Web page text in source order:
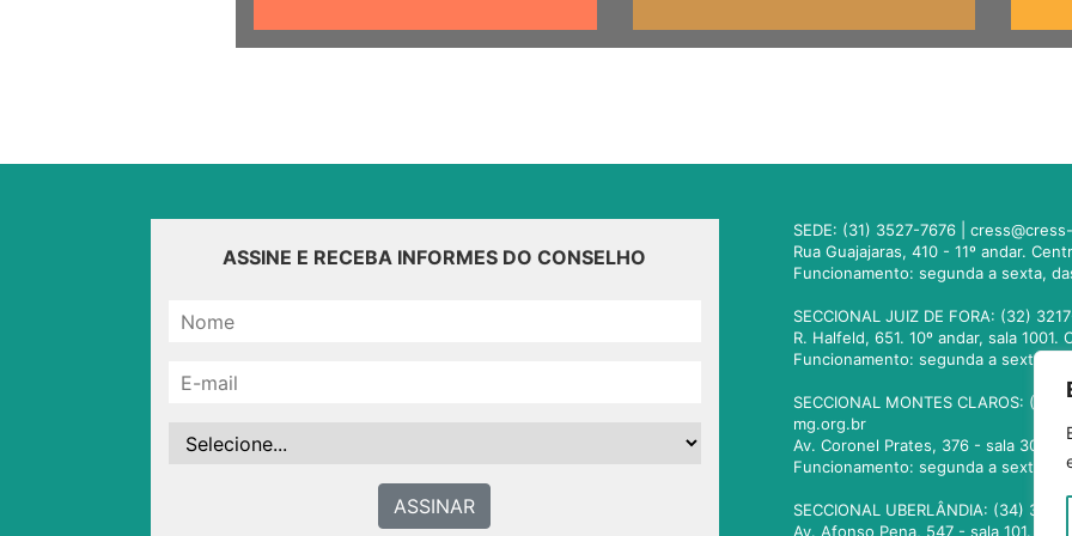
ASSINE E RECEBA INFORMES DO CONSELHO
ASSINAR
SEDE: (31) 3527-7676 |
Rua Guajajaras, 410 - 11º andar.
Funcionamento: segunda a sexta,
SECCIONAL JUIZ DE FORA: (32)
R. Halfeld, 651. 10º andar, sala
Funcionamento: segunda a sexta,
SECCIONAL MONTES CLAROS:
mg.org.br
Av. Coronel Prates, 376 - sala 301.
Funcionamento: segunda a sexta,
SECCIONAL UBERLÂNDIA: (34)
Av. Afonso Pena, 547 - sala 101.